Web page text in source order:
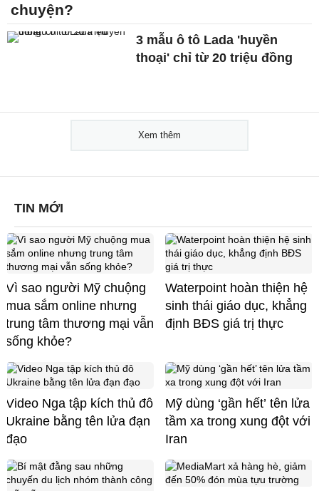
chuyện?
3 mẫu ô tô Lada 'huyền
thoại' chỉ từ 20 triệu đồng
Xem thêm
TIN MỚI
Vì sao người Mỹ chuộng
mua sắm online nhưng
trung tâm thương mại vẫn
sống khỏe?
Waterpoint hoàn thiện hệ
sinh thái giáo dục, khẳng
định BĐS giá trị thực
Video Nga tập kích thủ đô
Ukraine bằng tên lửa đạn
đạo
Mỹ dùng ‘gần hết’ tên lửa
tầm xa trong xung đột với
Iran